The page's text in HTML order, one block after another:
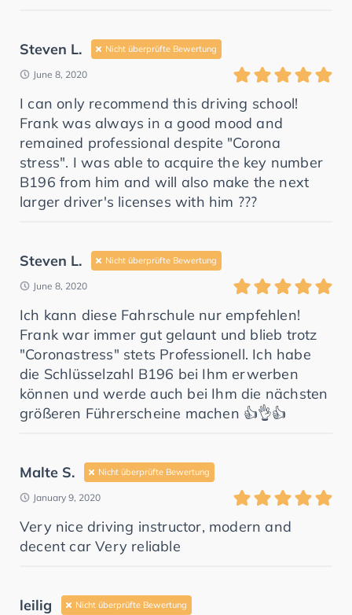
Steven L. Nicht überprüfte Bewertung
June 8, 2020
I can only recommend this driving school!
Frank was always in a good mood and
remained professional despite "Corona
stress". I was able to acquire the key number
B196 from him and will also make the next
larger driver's licenses with him ???
Steven L. Nicht überprüfte Bewertung
June 8, 2020
Ich kann diese Fahrschule nur empfehlen!
Frank war immer gut gelaunt und blieb trotz
"Coronastress" stets Professionell. Ich habe
die Schlüsselzahl B196 bei Ihm erwerben
können und werde auch bei Ihm die nächsten
größeren Führerscheine machen 👍👌👍
Malte S. Nicht überprüfte Bewertung
January 9, 2020
Very nice driving instructor, modern and
decent car Very reliable
leilig Nicht überprüfte Bewertung